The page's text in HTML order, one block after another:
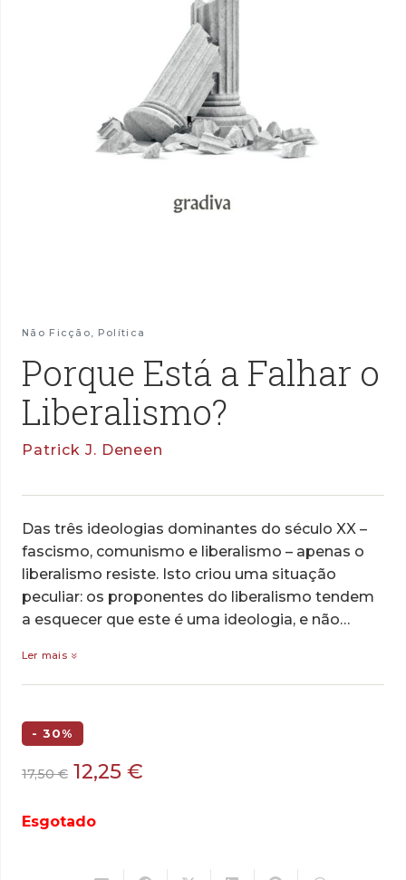
Não Ficção, Política
Porque Está a Falhar o
Liberalismo?
Patrick J. Deneen
Das três ideologias dominantes do século XX –
fascismo, comunismo e liberalismo – apenas o
liberalismo resiste. Isto criou uma situação
peculiar: os proponentes do liberalismo tendem
a esquecer que este é uma ideologia, e não…
Ler mais
- 30%
17,50€ O
original
12,25 €
Esgotado